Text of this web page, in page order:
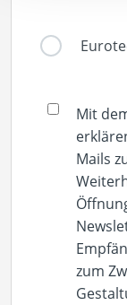
Mit
Mails
zum